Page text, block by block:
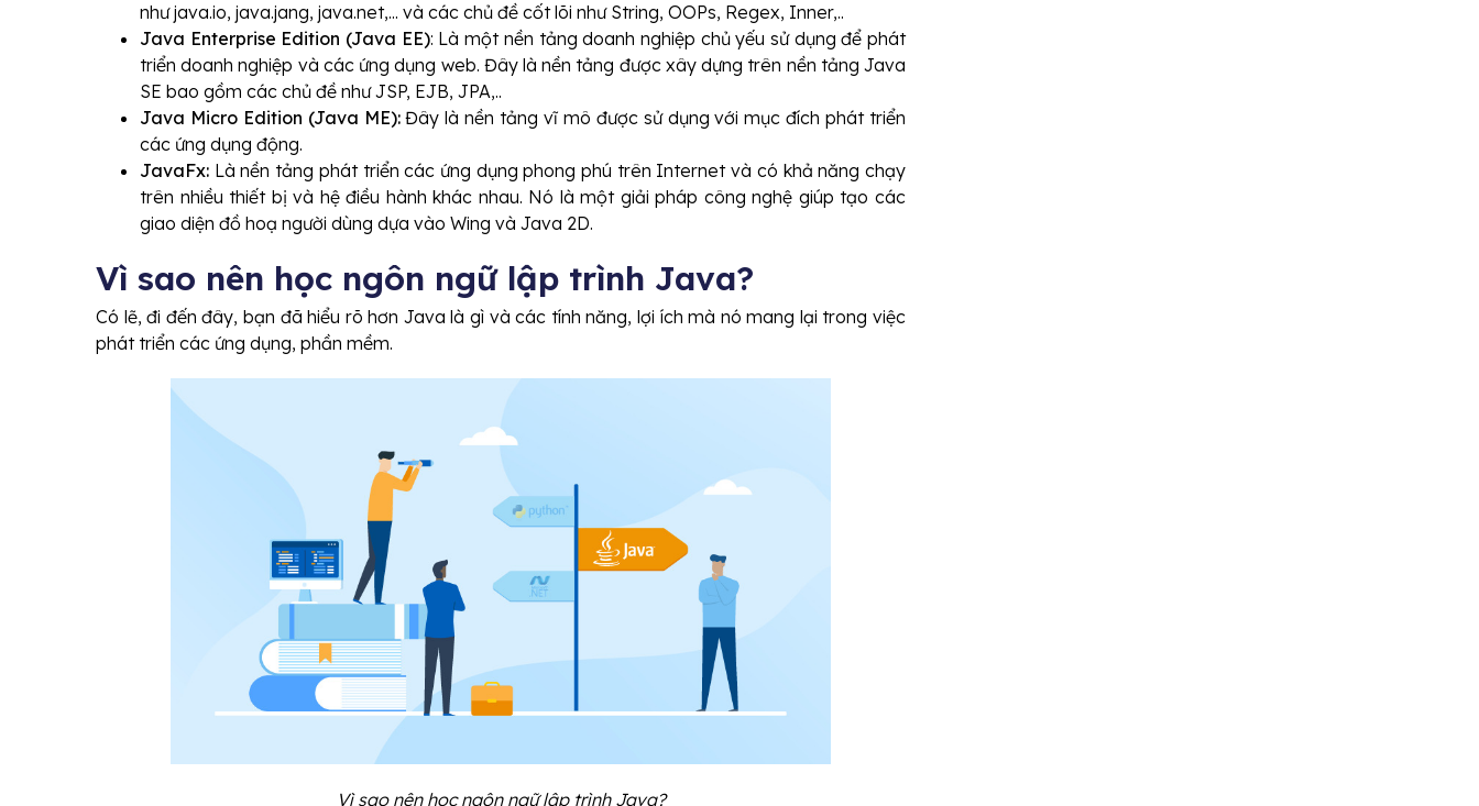
như java.io, java.jang, java.net,... và các chủ đề cốt lõi như String, OOPs, Regex, Inner,..
Java Enterprise Edition (Java EE): Là một nền tảng doanh nghiệp chủ yếu sử dụng để phát
triển doanh nghiệp và các ứng dụng web. Đây là nền tảng được xây dựng trên nền tảng Java
SE bao gồm các chủ đề như JSP, EJB, JPA,..
Java Micro Edition (Java ME):Đây là nền tảng vĩ mô được sử dụng với mục đích phát triển
các ứng dụng động.
JavaFx: Là nền tảng phát triển các ứng dụng phong phú trên Internet và có khả năng chạy
trên nhiều thiết bị và hệ điều hành khác nhau. Nó là một giải pháp công nghệ giúp tạo các
giao diện đồ hoạ người dùng dựa vào Wing và Java 2D.
Vì sao nên học ngôn ngữ lập trình Java?
Có lẽ, đi đến đây, bạn đã hiểu rõ hơn Java là gì và các tính năng, lợi ích mà nó mang lại trong việc
phát triển các ứng dụng, phần mềm.
Vì sao nên học ngôn ngữ lập trình Java?